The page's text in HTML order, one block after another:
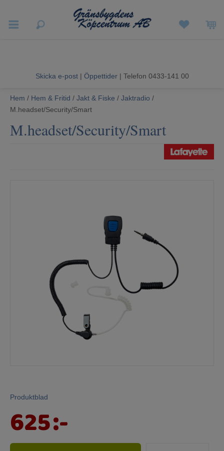
Sommarrea
Vitvaror
Skicka e-post | Öppettider| Telefon 0433-141 00
Hem / Hem & Fritid / Jakt & Fiske / Jaktradio /
M.headset/Security/Smart
M.headset/Security/Smart
Produktblad
625:-